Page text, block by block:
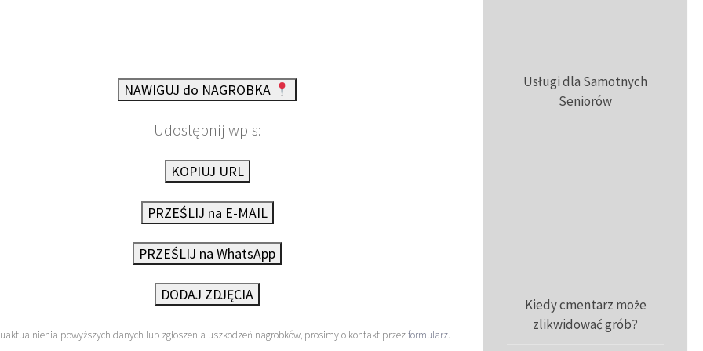
NAWIGUJ do NAGROBKA
Udostępnij wpis:
KOPIUJ URL
PRZEŚLIJ na E-MAIL
PRZEŚLIJ na WhatsApp
DODAJ ZDJĘCIA
powyższych danych lub zgłoszenia uszkodzeń nagrobków, prosimy o kontakt przezformularz.
Usługi dla Samotnych
Seniorów
Kiedy cmentarz może
zlikwidować grób?